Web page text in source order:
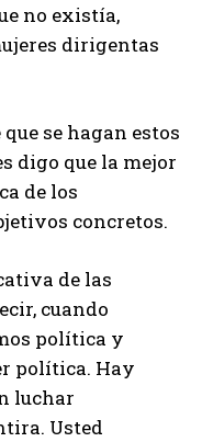
no existía,
dirigentas
se hagan estos
digo que la mejor
de los
concretos.
de las
cuando
política y
política. Hay
luchar
Usted